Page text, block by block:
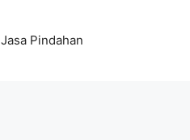
Jasa Pindahan